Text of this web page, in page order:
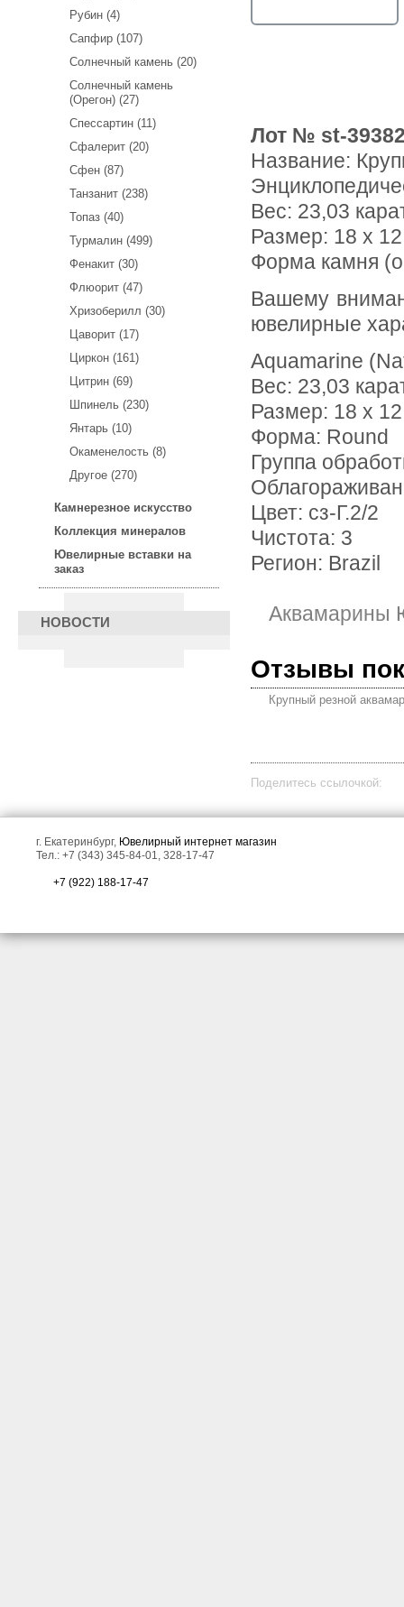
Рубин (4)
Сапфир (107)
Солнечный камень (20)
Солнечный камень
(Орегон) (27)
Спессартин (11)
Сфалерит (20)
Сфен (87)
Танзанит (238)
Топаз (40)
Турмалин (499)
Фенакит (30)
Флюорит (47)
Хризоберилл (30)
Цаворит (17)
Циркон (161)
Цитрин (69)
Шпинель (230)
Янтарь (10)
Окаменелость (8)
Другое (270)
Камнерезное искусство
Коллекция минералов
Ювелирные вставки на
заказ
НОВОСТИ
Лот № st-
Название:
Вес: 23,03
Размер: 18 x
Форма камня
Вашему вниманию предлагается аквамарин! Ниже приводятся
ювелирные
Aquamarine
Вес: 23,03
Размер: 18 х
Форма: Round
Группа
Цвет: сз-Г.2/2
Чистота: 3
Регион: Brazil
Аквамарины
Отзывы
Крупный резной
Поделитесь ссылочкой:
г. Екатеринбург, Ювелирный интернет магазин
Тел.: +7 (343) 345-84-01, 328-17-47
+7 (922) 188-17-47